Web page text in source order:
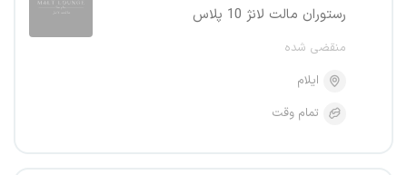
رستوران مالت لانژ 10 پلاس
منقضی شده
ایلام
تمام وقت